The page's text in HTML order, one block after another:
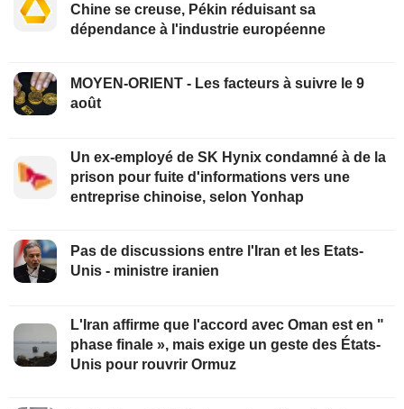
Chine se creuse, Pékin réduisant sa
dépendance à l'industrie européenne
MOYEN-ORIENT - Les facteurs à suivre le 9
août
Un ex-employé de SK Hynix condamné à de la
prison pour fuite d'informations vers une
entreprise chinoise, selon Yonhap
Pas de discussions entre l'Iran et les Etats-
Unis - ministre iranien
L'Iran affirme que l'accord avec Oman est en "
phase finale », mais exige un geste des États-
Unis pour rouvrir Ormuz